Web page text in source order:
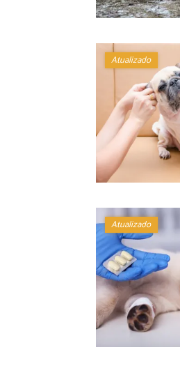
Atualizado
Atualizado